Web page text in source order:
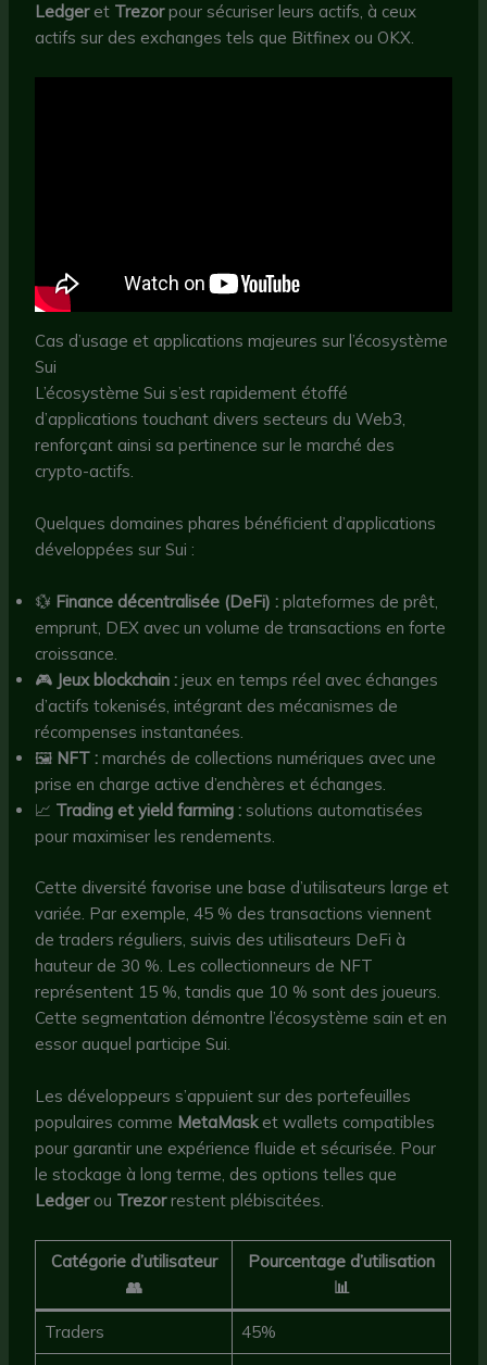
Ledgeret Trezorpour sécuriser leurs actifs, à ceux
actifs sur des exchanges tels que Bitfinex ou OKX.
Cas d’usage et applications majeures sur l’écosystème
Sui
L’écosystème Sui s’est rapidement étoffé
d’applications touchant divers secteurs du Web3,
renforçant ainsi sa pertinence sur le marché des
crypto-actifs.
Quelques domaines phares bénéficient d’applications
développées sur Sui :
💱 Finance décentralisée (DeFi) : plateformes de prêt,
emprunt, DEX avec un volume de transactions en forte
croissance.
🎮 Jeux blockchain : jeux en temps réel avec échanges
d’actifs tokenisés, intégrant des mécanismes de
récompenses instantanées.
🖼️ NFT : marchés de collections numériques avec une
prise en charge active d’enchères et échanges.
📈 Trading et yield farming : solutions automatisées
pour maximiser les rendements.
Cette diversité favorise une base d’utilisateurs large et
variée. Par exemple, 45 % des transactions viennent
de traders réguliers, suivis des utilisateurs DeFi à
hauteur de 30 %. Les collectionneurs de NFT
représentent 15 %, tandis que 10 % sont des joueurs.
Cette segmentation démontre l’écosystème sain et en
essor auquel participe Sui.
Les développeurs s’appuient sur des portefeuilles
populaires comme MetaMasket wallets compatibles
pour garantir une expérience fluide et sécurisée. Pour
le stockage à long terme, des options telles que
Ledgerou Trezorrestent plébiscitées.
Catégorie d’utilisateur
👥
Pourcentage d’utilisation
📊
Traders 45%